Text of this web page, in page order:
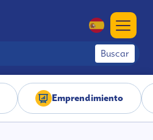
Buscar
Emprendimiento